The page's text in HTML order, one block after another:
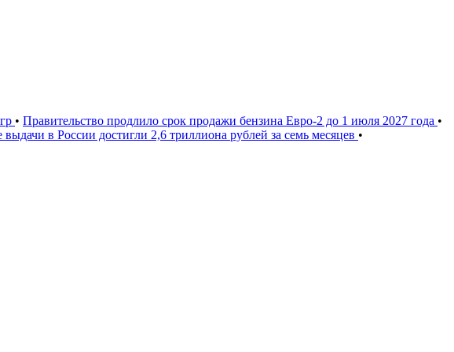
• Правительство продлило срок продажи бензина Евро-2 до 1 июля 2027 года •
в России достигли 2,6 триллиона рублей за семь месяцев •